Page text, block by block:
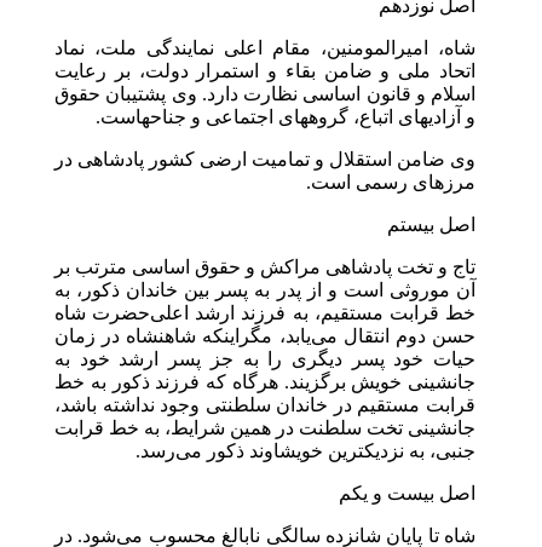
اصل نوزدهم
شاه، امیرالمومنین، مقام اعلی نمایندگی ملت، نماد
اتحاد ملی و ضامن بقاء و استمرار دولت، بر رعایت
اسلام و قانون اساسی نظارت دارد. وی پشتیبان حقوق
و آزادیهای اتباع، گروههای اجتماعی و جناحهاست.
وی ضامن استقلال و تمامیت ارضی کشور پادشاهی در
مرزهای رسمی است.
اصل بیستم
تاج و تخت پادشاهی مراکش و حقوق اساسی مترتب بر
آن موروثی است و از پدر به پسر بین خاندان ذکور، به
خط قرابت مستقیم، به فرزند ارشد اعلی‌حضرت شاه
حسن دوم انتقال می‌یابد، مگر‌اینکه شاهنشاه در زمان
حیات خود پسر دیگری را به جز پسر ارشد خود به
جانشینی خویش برگزیند. هرگاه که فرزند ذکور به خط
قرابت مستقیم در خاندان سلطنتی وجود نداشته باشد،
جانشینی تخت سلطنت در همین شرایط، به خط قرابت
جنبی، به نزدیکترین خویشاوند ذکور می‌رسد.
اصل بیست و یکم
شاه تا پایان شانزده سالگی نابالغ محسوب می‌شود. در